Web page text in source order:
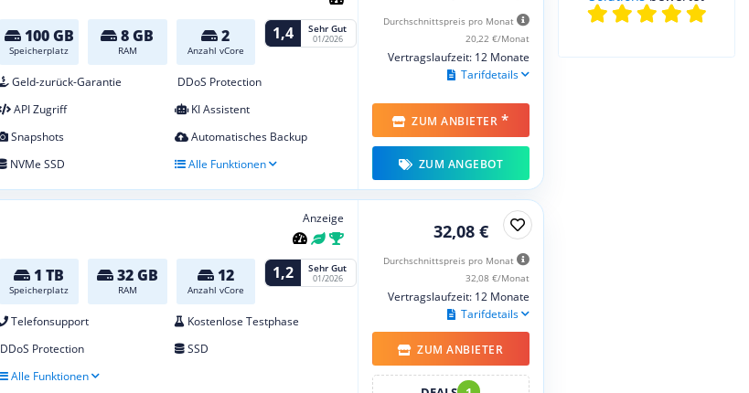
100 GB
Speicherplatz
8 GB
RAM
2
Anzahl vCore
1,4 Sehr Gut
01/2026
Geld-zurück-Garantie
DDoS Protection
API Zugriff
KI Assistent
Snapshots
Automatisches Backup
NVMe SSD
Alle Funktionen
Durchschnittspreis pro Monat
20,22 €/Monat
Vertragslaufzeit: 12 Monate
Tarifdetails
ZUM ANBIETER *
ZUM ANGEBOT
Anzeige
1 TB
Speicherplatz
32 GB
RAM
12
Anzahl vCore
1,2 Sehr Gut
01/2026
Telefonsupport
Kostenlose Testphase
DDoS Protection
SSD
Alle Funktionen
32,08 €
Durchschnittspreis pro Monat
32,08 €/Monat
Vertragslaufzeit: 12 Monate
Tarifdetails
ZUM ANBIETER